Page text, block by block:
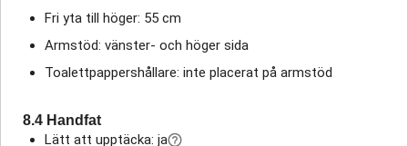
Fri yta till höger: 55 cm
Armstöd: vänster- och höger sida
Toalettpappershållare: inte placerat på armstöd
8.4 Handfat
Lätt att upptäcka: ja